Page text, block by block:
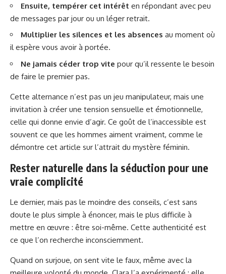
Ensuite, tempérer cet intérêt en répondant avec peu
de messages par jour ou un léger retrait.
Multiplier les silences et les absences au moment où
il espère vous avoir à portée.
Ne jamais céder trop vite pour qu’il ressente le besoin
de faire le premier pas.
Cette alternance n’est pas un jeu manipulateur, mais une
invitation à créer une tension sensuelle et émotionnelle,
celle qui donne envie d’agir. Ce goût de l’inaccessible est
souvent ce que les hommes aiment vraiment, comme le
démontre cet article sur l’attrait du mystère féminin.
Rester naturelle dans la séduction pour une
vraie complicité
Le dernier, mais pas le moindre des conseils, c’est sans
doute le plus simple à énoncer, mais le plus difficile à
mettre en œuvre : être soi-même. Cette authenticité est
ce que l’on recherche inconsciemment.
Quand on surjoue, on sent vite le faux, même avec la